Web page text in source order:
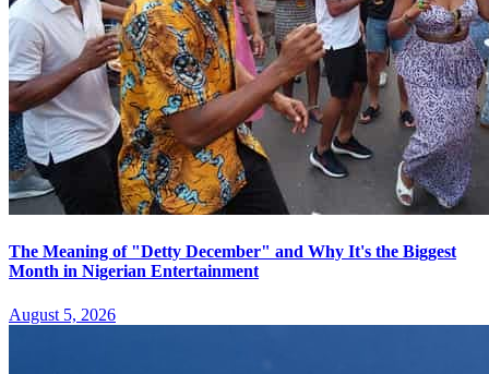
The Meaning of "Detty December" and Why It's the Biggest
Month in Nigerian Entertainment
August 5, 2026